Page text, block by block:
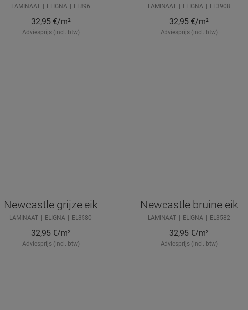
LAMINAAT ELIGNA EL896
32,95 €/m²
Adviesprijs (incl. btw)
LAMINAAT ELIGNA EL3908
32,95 €/m²
Adviesprijs (incl. btw)
Newcastle grijze eik
LAMINAAT ELIGNA EL3580
32,95 €/m²
Adviesprijs (incl. btw)
Newcastle bruine eik
LAMINAAT ELIGNA EL3582
32,95 €/m²
Adviesprijs (incl. btw)